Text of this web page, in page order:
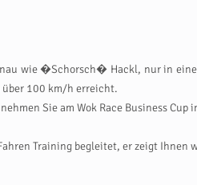
wie �Schorsch� Hackl, nur in
über 100 km/h erreicht.
Sie am Wok Race Business Cup
Training begleitet, er zeigt